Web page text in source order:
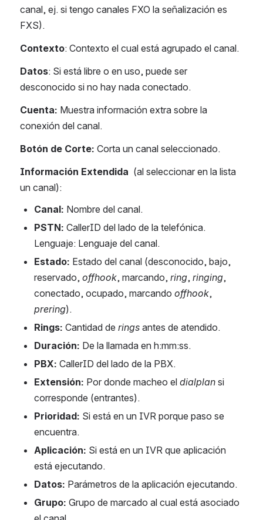
canal, ej. si tengo canales FXO la señalización es
FXS).
Contexto: Contexto el cual está agrupado el canal.
Datos: Si está libre o en uso, puede ser
desconocido si no hay nada conectado.
Cuenta: Muestra información extra sobre la
conexión del canal.
Botón de Corte: Corta un canal seleccionado.
Información Extendida (al seleccionar en la lista
un canal):
Canal: Nombre del canal.
PSTN: CallerID del lado de la telefónica.
Lenguaje: Lenguaje del canal.
Estado: Estado del canal (desconocido, bajo,
reservado, offhook, marcando, ring, ringing,
conectado, ocupado, marcando offhook
prering).
Rings: Cantidad de rings antes de atendido.
Duración: De la llamada en h:mm:ss.
PBX: CallerID del lado de la PBX.
Extensión: Por donde macheo el dialplan si
corresponde (entrantes).
Prioridad: Si está en un IVR porque paso se
encuentra.
Aplicación: Si está en un IVR que aplicación
está ejecutando.
Datos: Parámetros de la aplicación ejecutando.
Grupo: Grupo de marcado al cual está asociado